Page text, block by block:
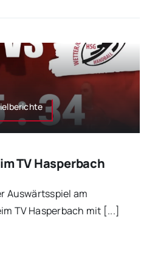
TV Hasperbach
Auswärtsspiel am
TV Hasperbach mit [...]